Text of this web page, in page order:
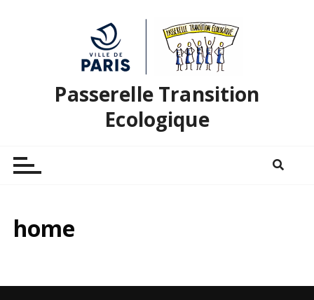
Passerelle Transition
Ecologique
home